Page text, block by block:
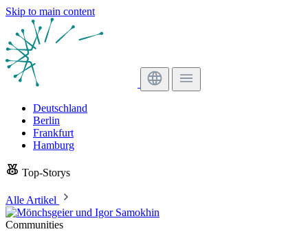
Skip to main content
Deutschland
Berlin
Frankfurt
Hamburg
Top-Storys
Alle Artikel
Communities